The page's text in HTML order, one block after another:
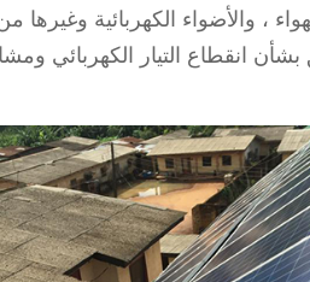
، والأضواء الكهربائية وغيرها